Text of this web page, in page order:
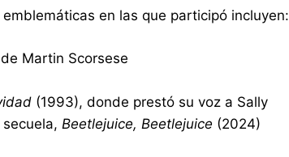
en las que participó incluyen:
Martin Scorsese
(1993), donde prestó su voz a Sally
Beetlejuice, Beetlejuice (2024)